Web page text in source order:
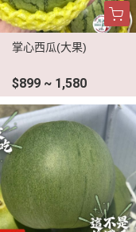
掌心西瓜(大果)
$899 ~ 1,580